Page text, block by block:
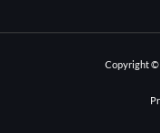
Copyright ©